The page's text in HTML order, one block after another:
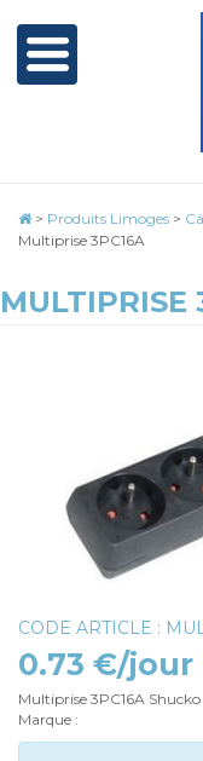
> Produits Limoges >
Multiprise 3PC16A
MULTIPRISE
CODE ARTICLE :
0.73 €/jour
Multiprise 3PC16A
Marque :